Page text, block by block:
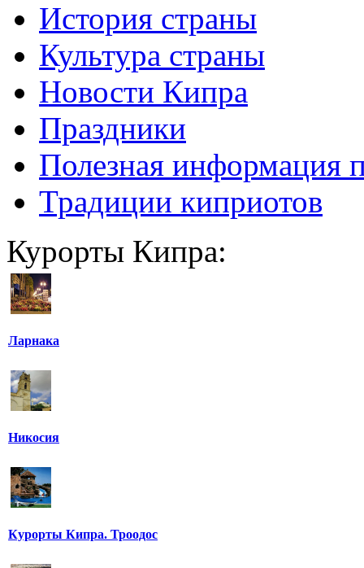
История страны
Культура страны
Новости Кипра
Праздники
Полезная информация
Традиции киприотов
Курорты Кипра:
Ларнака
Никосия
Курорты Кипра. Троодос